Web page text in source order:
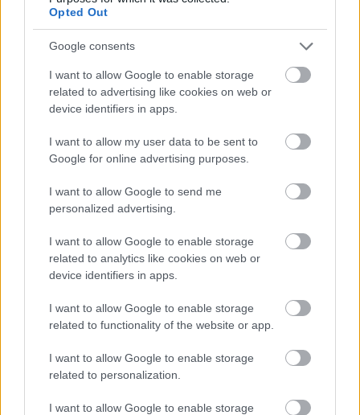
Opted Out
Google consents
I want to allow Google to enable storage
related to advertising like cookies on web or
device identifiers in apps.
I want to allow my user data to be sent to
Google for online advertising purposes.
I want to allow Google to send me
personalized advertising.
I want to allow Google to enable storage
related to analytics like cookies on web or
device identifiers in apps.
I want to allow Google to enable storage
related to functionality of the website or app.
I want to allow Google to enable storage
related to personalization.
I want to allow Google to enable storage
«Ήμουν κι εγώ στα Κουφονήσια τις ημέρες που
γέμισε η Ιταλίδα»: Η λεπτομέρεια που κανείς δεν
ανέφερε
15+1 θρυλικές μεταγραφές του ελληνικού
Ο πραγματικός λόγος της τουρκικής «απόβασης»
στο Αιγαίο: Γιατί προτιμούν τα ελληνικά νησιά